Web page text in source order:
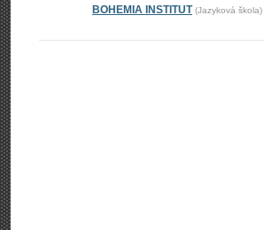
BOHEMIA INSTITUT (Jazyková škola)